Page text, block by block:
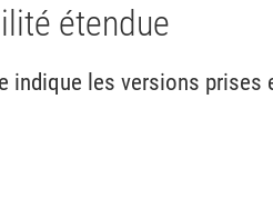
étendue
les versions